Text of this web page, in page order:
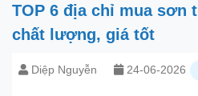
TOP 6 địa chỉ mua sơn
chất lượng, giá tốt
Diệp Nguyễn 24-06-2026